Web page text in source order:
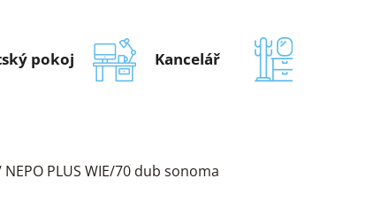
pokoj Kancelář
NEPO PLUS WIE/70 dub sonoma